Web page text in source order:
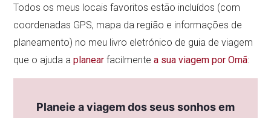
Todos os meus locais favoritos estão incluídos (com
coordenadas GPS, mapa da região e informações de
planeamento) no meu livro eletrónico de guia de viagem
que o ajuda aplanear facilmentea sua viagem por Omã:
Planeie a viagem dos seus sonhos em